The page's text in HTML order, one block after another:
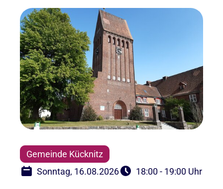
Gemeinde Kücknitz
Sonntag, 16.08.2026
18:00 - 19:00 Uhr